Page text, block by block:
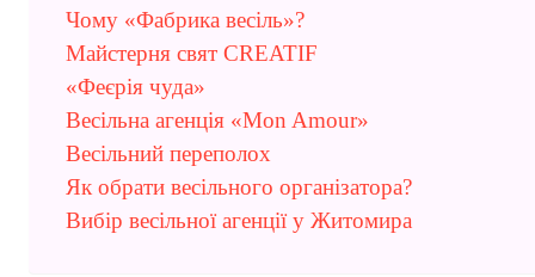
Чому «Фабрика весіль»?
Майстерня свят CREATIF
«Феєрія чуда»
Весільна агенція «Mon Amour»
Весільний переполох
Як обрати весільного організатора?
Вибір весільної агенції у Житомира